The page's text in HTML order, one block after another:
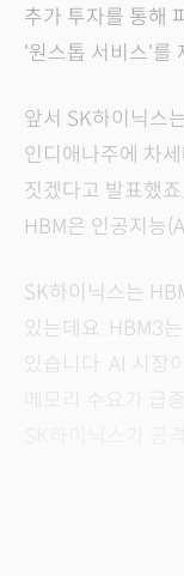
추가 투자를 통해
'원스톱 서비스'를
앞서 SK하이닉스
인디애나주에 차
짓겠다고 발표했
HBM은 인공지능
SK하이닉스는
있는데요. HBM3
있습니다. AI 시장
메모리 수요가 급